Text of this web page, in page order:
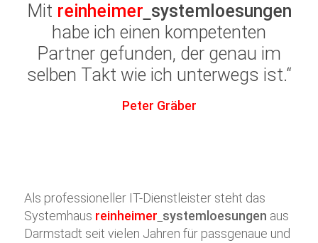
Mit reinheimer systemloesungen
habe ich einen kompetenten
Partner gefunden, der genau im
selben Takt wie ich unterwegs ist.“
Peter Gräber
Als professioneller IT-Dienstleister steht das
Systemhaus reinheimer systemloesungen aus
Darmstadt seit vielen Jahren für passgenaue und